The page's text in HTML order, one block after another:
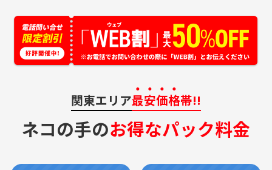
関東エリア最安価格帯!!
ネコの手のお得なパック料金